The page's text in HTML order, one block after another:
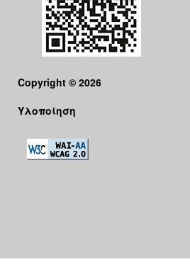
Copyright © 2026
Υλοποίηση